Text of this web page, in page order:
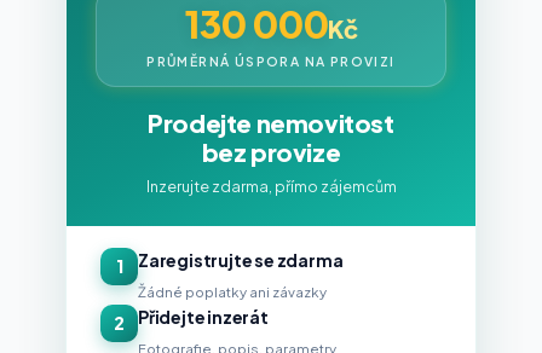
130 000Kč
PRŮMĚRNÁ ÚSPORA NA PROVIZI
Prodejte nemovitost
bez provize
Inzerujte zdarma, přímo zájemcům
1 Zaregistrujte se zdarma
Žádné poplatky ani závazky
2 Přidejte inzerát
Fotografie, popis, parametry